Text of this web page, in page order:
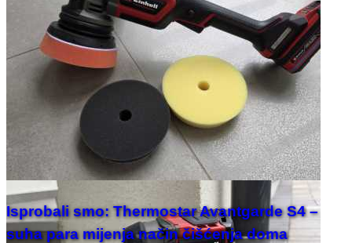
Isprobali smo: Thermostar Avantgarde S4 –
suha para mijenja način čišćenja doma